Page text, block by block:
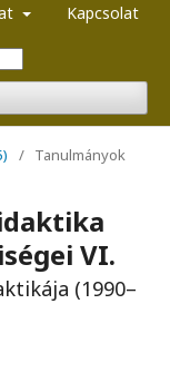
Kapcsolat
/ Tanulmányok
VI.
(1990–